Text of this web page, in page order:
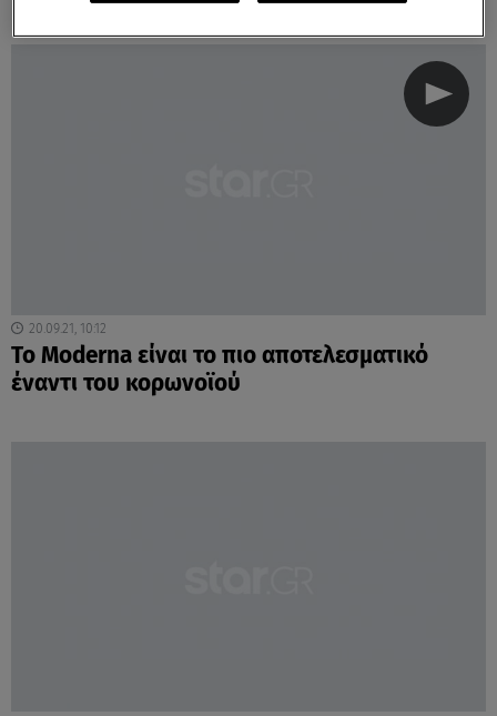
20.09.21, 10:12
To Μoderna είναι το πιο αποτελεσματικό
έναντι του κορωνοϊού